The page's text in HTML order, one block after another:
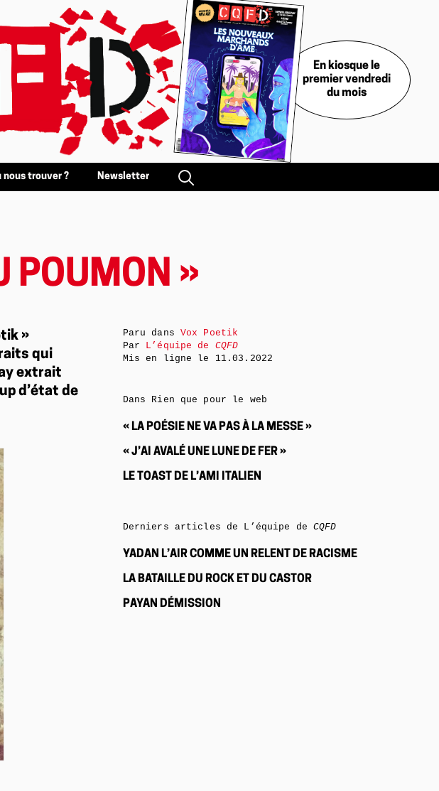
En kiosque le
premier vendredi
du mois
nous trouver ? Newsletter
POUMON »
»
qui
extrait
d’état de
Paru dans Vox Poetik
Par L’équipe de CQFD
Mis en ligne le 11.03.2022
Dans Rien que pour le web
« LA POÉSIE NE VA PAS À LA MESSE »
« J’AI AVALÉ UNE LUNE DE FER »
LE TOAST DE L’AMI ITALIEN
Derniers articles de L’équipe de CQFD
YADAN L’AIR COMME UN RELENT DE RACISME
LA BATAILLE DU ROCK ET DU CASTOR
PAYAN DÉMISSION